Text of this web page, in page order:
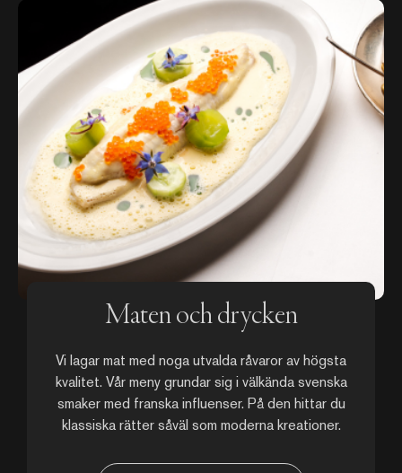
Maten och drycken
Vi lagar mat med noga utvalda råvaror av högsta
kvalitet. Vår meny grundar sig i välkända svenska
smaker med franska influenser. På den hittar du
klassiska rätter såväl som moderna kreationer.